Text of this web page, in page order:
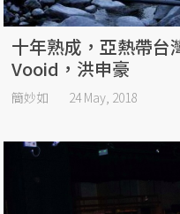
十年熟成，亞熱帶台
Vooid，洪申豪
簡妙如 24 May, 2018